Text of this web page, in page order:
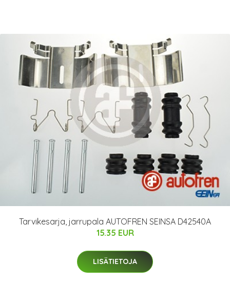
Tarvikesarja, jarrupala AUTOFREN SEINSA D42540A
15.35 EUR
LISÄTIETOJA